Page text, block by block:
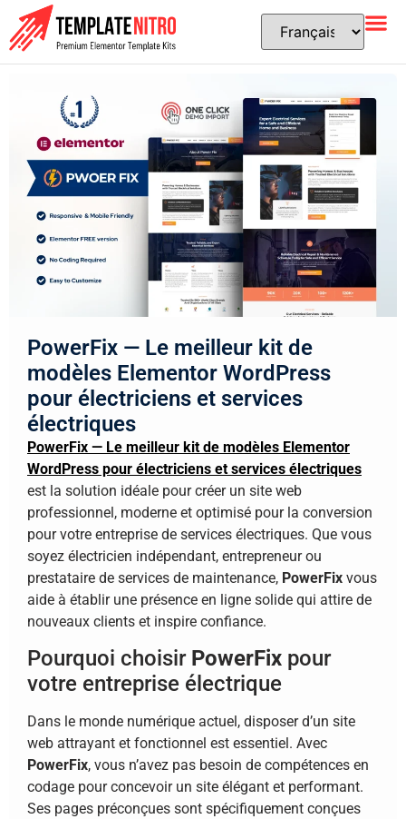
PowerFix — Le meilleur kit de
modèles Elementor WordPress
pour électriciens et services
électriques
PowerFix — Le meilleur kit de modèles Elementor
WordPress pour électriciens et services électriques
est la solution idéale pour créer un site web
professionnel, moderne et optimisé pour la conversion
pour votre entreprise de services électriques. Que vous
soyez électricien indépendant, entrepreneur ou
prestataire de services de maintenance, PowerFix vous
aide à établir une présence en ligne solide qui attire de
nouveaux clients et inspire confiance.
Pourquoi choisir PowerFix pour
votre entreprise électrique
Dans le monde numérique actuel, disposer d’un site
web attrayant et fonctionnel est essentiel. Avec
PowerFix, vous n’avez pas besoin de compétences en
codage pour concevoir un site élégant et performant.
Ses pages préconçues sont spécifiquement conçues